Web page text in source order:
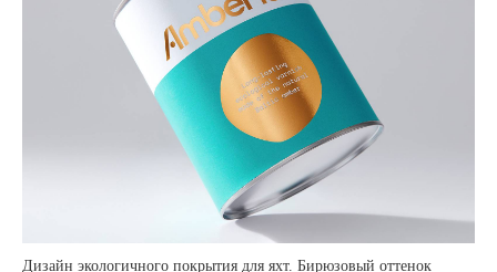
Дизайн экологичного покрытия для яхт. Бирюзовый оттенок